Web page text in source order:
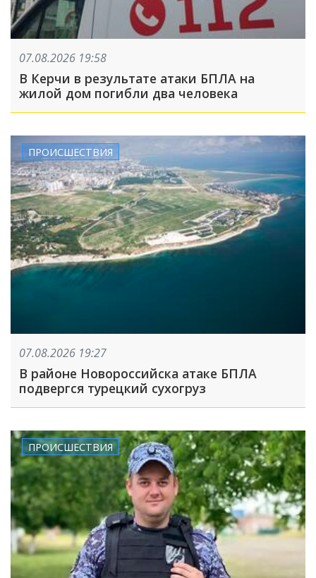
07.08.2026 19:58
В Керчи в результате атаки БПЛА на
жилой дом погибли два человека
ПРОИСШЕСТВИЯ
07.08.2026 19:27
В районе Новороссийска атаке БПЛА
подвергся турецкий сухогруз
ПРОИСШЕСТВИЯ